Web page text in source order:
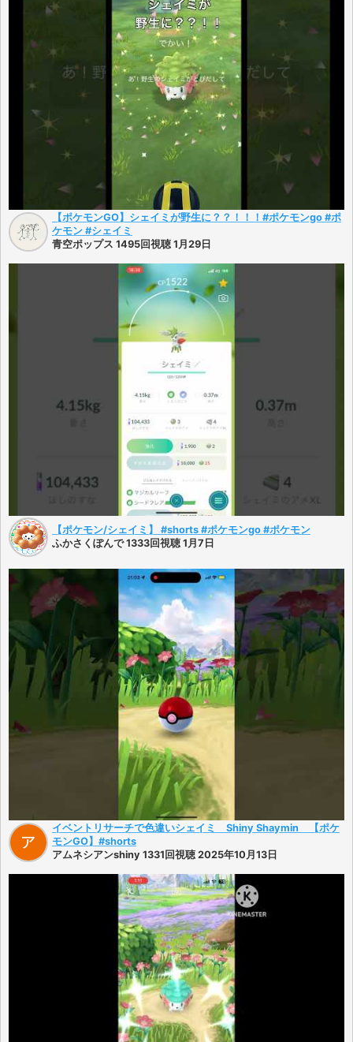
【ポケモンGO】シェイミが野生に？？！！！#ポケモンgo #ポ
ケモン #シェイミ
青空ポップス 1495回視聴 1月29日
【ポケモン/シェイミ】 #shorts #ポケモンgo #ポケモン
ふかさくぽんで 1333回視聴 1月7日
イベントリサーチで色違いシェイミ Shiny Shaymin 【ポケ
モンGO】#shorts
アムネシアンshiny 1331回視聴 2025年10月13日